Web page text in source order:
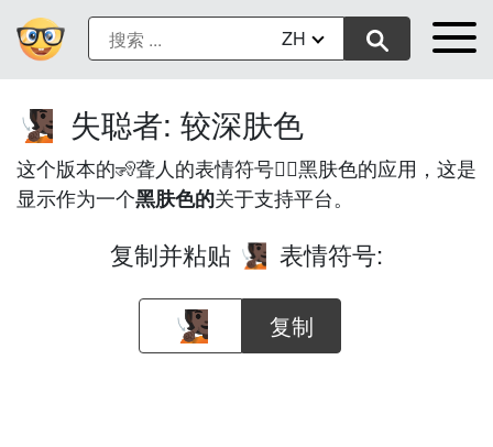
ZH
🧏🏿 失聪者: 较深肤色
这个版本的🧏聋人的表情符号的🏿黑肤色的应用，这是
显示作为一个黑肤色的关于支持平台。
复制并粘贴 🧏🏿 表情符号:
复制